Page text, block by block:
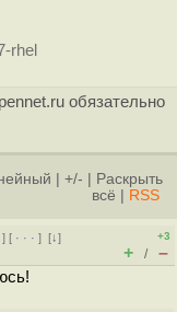
rhel
обязательно
+/-
Раскрыть
всё
RSS
] [ · · ·][↓]
+3
+ / –